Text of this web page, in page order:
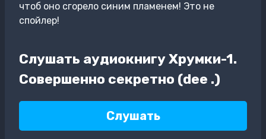
чтоб оно сгорело синим пламенем! Это не
спойлер!
Слушать аудиокнигу Хрумки-1.
Совершенно секретно (dee .)
Слушать